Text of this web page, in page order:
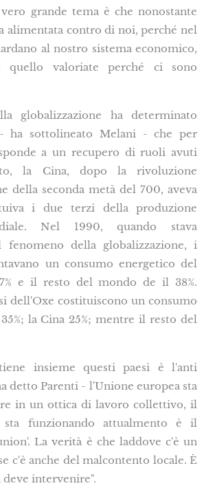
grande tema è che nonostante
alimentata contro di noi, perché nel
al nostro sistema economico,
quello valoriate perché ci sono
globalizzazione ha determinato
ha sottolineato Melani - che per
a un recupero di ruoli avuti
la Cina, dopo la rivoluzione
della seconda metà del 700, aveva
i due terzi della produzione
Nel 1990, quando stava
della globalizzazione, i
un consumo energetico del
e il resto del mondo de il 38%.
dell'Oxe costituiscono un consumo
la Cina 25%; mentre il resto del
insieme questi paesi è l'anti
detto Parenti - l'Unione europea sta
in un ottica di lavoro collettivo, il
sta funzionando attualmento è il
La verità è che laddove c'è un
c'è anche del malcontento locale. È
deve intervenire".